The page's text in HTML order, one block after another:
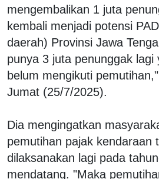
mengembalikan 1 juta
kembali menjadi potensi
daerah) Provinsi Jawa
punya 3 juta penunggak lagi
belum mengikuti
Jumat (25/7/2025).
Dia mengingatkan
pemutihan pajak kendaraan
dilaksanakan lagi pada
mendatang. "Maka